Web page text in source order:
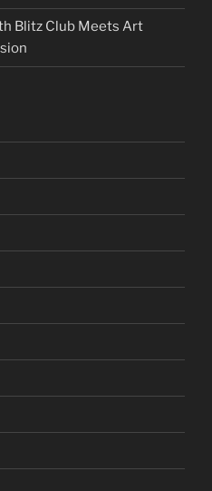
Blitz Club Meets Art